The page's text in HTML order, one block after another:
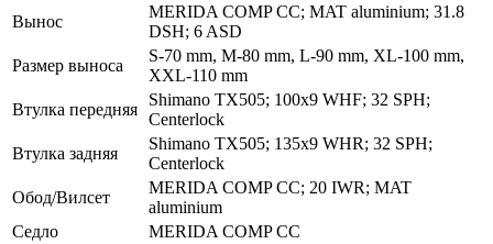
Вынос
MERIDA COMP CC; MAT aluminium; 31.8
DSH; 6 ASD
Размер выноса
S-70 mm, M-80 mm, L-90 mm, XL-100 mm,
XXL-110 mm
Втулка передняя
Shimano TX505; 100x9 WHF; 32 SPH;
Centerlock
Втулка задняя
Shimano TX505; 135x9 WHR; 32 SPH;
Centerlock
Обод/Вилсет
MERIDA COMP CC; 20 IWR; MAT
aluminium
Седло
MERIDA COMP CC